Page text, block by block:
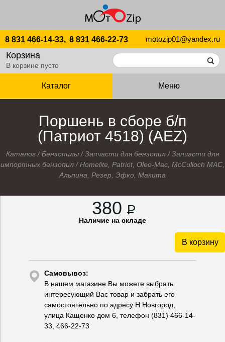
8 831 466-14-33, 8 831 466-22-73 motozip01@yandex.ru
Корзина
В корзине пусто
Каталог Меню
Поршень в сборе б/п
(Патриот 4518) (AEZ)
Каталог /Бензопилы /Запчасти для бензопил /Запчасти для
импортных бензопил /Homelite, Patriot, Oleo-Mac, McCulloch MAC,
Альпина, Резер, Эфко, Макита
380 P
Наличие на складе
В корзину
Самовывоз:
В нашем магазине Вы можете выбрать
интересующий Вас товар и забрать его
самостоятельно по адресу Н.Новгород,
улица Кащенко дом 6, телефон (831) 466-14-
33, 466-22-73